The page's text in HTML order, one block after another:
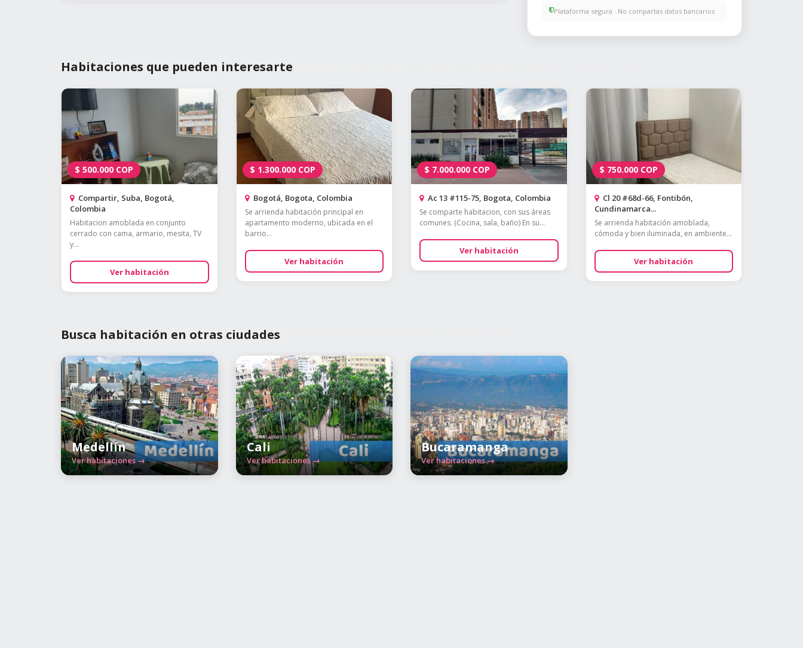
Plataforma segura · No compartas datos bancarios
Habitaciones que pueden interesarte
$ 500.000 COP
Compartir, Suba, Bogotá,
Colombia
Habitacion amoblada en conjunto
cerrado con cama, armario, mesita, TV
y...
Ver habitación
$ 1.300.000 COP
Bogotá, Bogota, Colombia
Se arrienda habitación principal en
apartamento moderno, ubicada en el
barrio...
Ver habitación
$ 7.000.000 COP
Ac 13 #115-75, Bogota, Colombia
Se comparte habitacion, con sus áreas
comunes. (Cocina, sala, baño) En su...
Ver habitación
$ 750.000 COP
Cl 20 #68d-66, Fontibón,
Cundinamarca...
Se arrienda habitación amoblada,
cómoda y bien iluminada, en ambiente...
Ver habitación
Busca habitación en otras ciudades
Medellín
Ver habitaciones →
Cali
Ver habitaciones →
Bucaramanga
Ver habitaciones →